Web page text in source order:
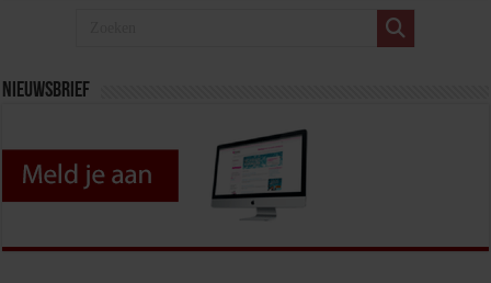
Nieuwsbrief